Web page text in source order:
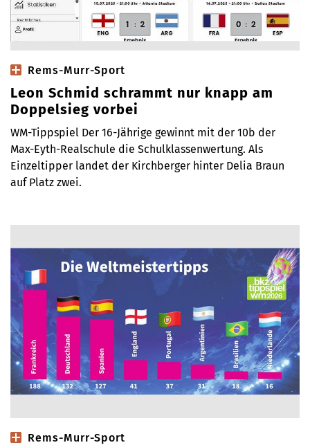
Rems-Murr-Sport
Leon Schmid schrammt nur knapp am
Doppelsieg vorbei
WM-Tippspiel Der 16-Jährige gewinnt mit der 10b der
Max-Eyth-Realschule die Schulklassenwertung. Als
Einzeltipper landet der Kirchberger hinter Delia Braun
auf Platz zwei.
Rems-Murr-Sport